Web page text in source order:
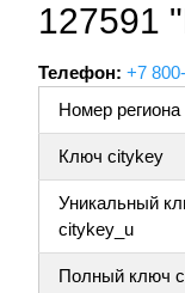
127591
Телефон: +7
Номер региона
Ключ citykey
Уникальный
citykey_u
Полный ключ